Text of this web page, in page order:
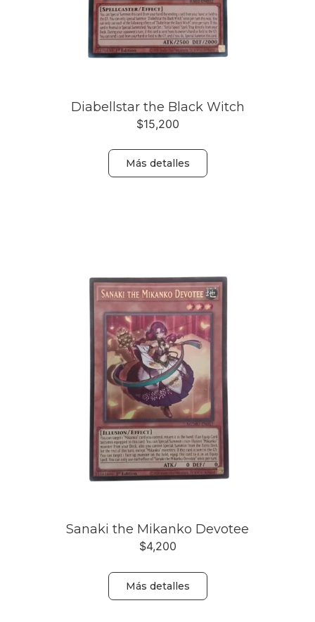
Diabellstar the Black Witch
$15,200
Más detalles
Sanaki the Mikanko Devotee
$4,200
Más detalles